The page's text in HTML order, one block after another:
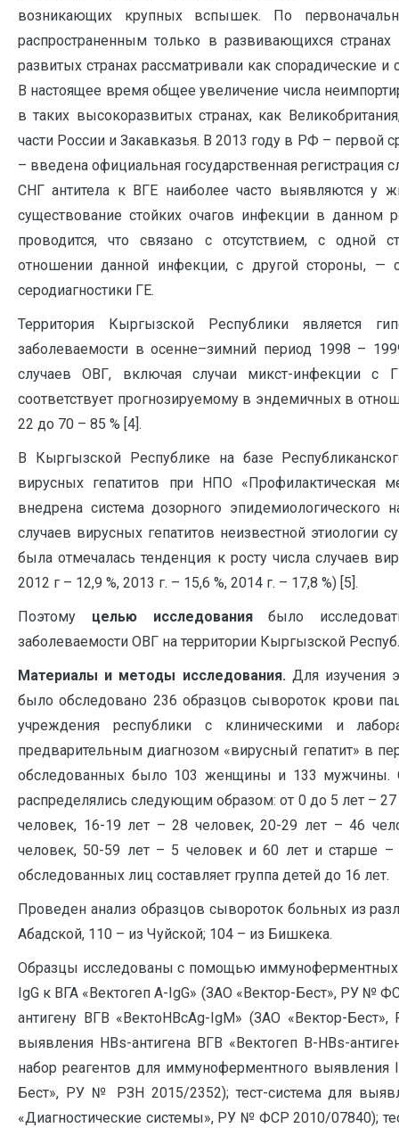
возникающих крупных вспышек. По
распространенным только в развивающихся
развитых странах рассматривали как спорадические
В настоящее время общее увеличение числа
в таких высокоразвитых странах, как
части России и Закавказья. В 2013 году в РФ – первой
– введена официальная государственная регистрация
СНГ антитела к ВГЕ наиболее часто выявляются у
существование стойких очагов инфекции в данном
проводится, что связано с отсутствием, с одной
отношении данной инфекции, с другой стороны, —
серодиагностики ГЕ.
Территория Кыргызской Республики является
заболеваемости в осенне–зимний период 1998 –
случаев ОВГ, включая случаи микст-инфекции с
соответствует прогнозируемому в эндемичных в
22 до 70 – 85 % [4].
В Кыргызской Республике на базе
вирусных гепатитов при НПО «Профилактическая
внедрена система дозорного
случаев вирусных гепатитов неизвестной этиологии
была отмечалась тенденция к росту числа случаев
2012 г – 12,9 %, 2013 г. – 15,6 %, 2014 г. – 17,8 %) [5].
Поэтому целью исследованиябыло
заболеваемости ОВГ на территории Кыргызской
Материалы и методы исследования. Для изучения
было обследовано 236 образцов сывороток крови
учреждения республики с клиническими и
предварительным диагнозом «вирусный гепатит» в
обследованных было 103 женщины и 133 мужчины.
распределялись следующим образом: от 0 до 5 лет –
человек, 16-19 лет – 28 человек, 20-29 лет – 46
человек, 50-59 лет – 5 человек и 60 лет и старше –
обследованных лиц составляет группа детей до 16 лет.
Проведен анализ образцов сывороток больных из
Абадской, 110 – из Чуйской; 104 – из Бишкека.
Образцы исследованы с помощью иммуноферментных
IgG к ВГА «Вектогеп А-IgG» (ЗАО «Вектор-Бест», РУ №
антигену ВГВ «ВектоHBcAg-IgМ» (ЗАО «Вектор-
выявления HBs-антигена ВГВ «Вектогеп B-HBs-
набор реагентов для иммуноферментного
Бест», РУ № РЗН 2015/2352); тест-система для
«Диагностические системы», РУ № ФСР 2010/07840);